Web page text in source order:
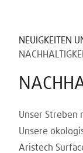
NEUIGKEITEN
Unser Streben
Unsere
Aristech